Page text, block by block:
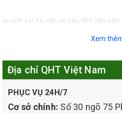
quanh tại hà nội và các tỉnh lân
hứa hẹn mang đến cho quý khách
Xem
Địa chỉ QHT Việt Nam
PHỤC VỤ 24H/7
Cơ sở chính: Số 30 ngõ 75